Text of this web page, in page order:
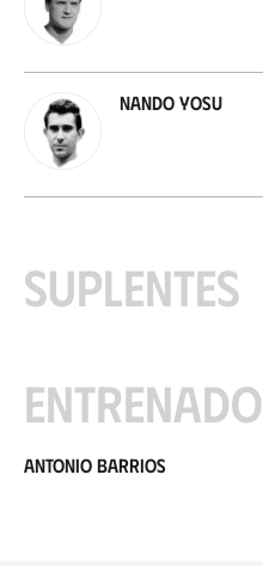
Nando Yosu
Suplentes
Antonio Barrios